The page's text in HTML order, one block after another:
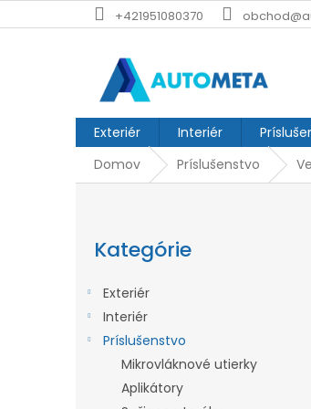
na
+421951080370
Exteriér Interiér
Domov
Príslušenstvo
ý
p
a
kategórie
Kategórie
Exteriér
Interiér
Príslušenstvo
Mikrovláknové utierky
Aplikátory